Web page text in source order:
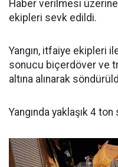
Haber verilmesi
ekipleri sevk edildi.
Yangın, itfaiye ekipleri
sonucu biçerdöver ve
altına alınarak
Yangında yaklaşık 4